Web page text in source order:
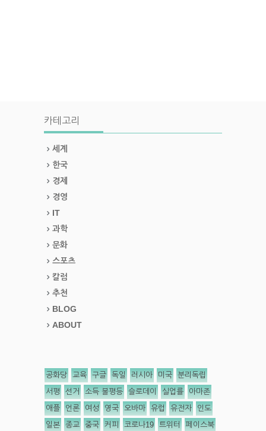
카테고리
세계
한국
경제
경영
IT
과학
문화
스포츠
칼럼
추천
BLOG
ABOUT
공화당 교육 구글 독일 러시아 미국 분리독립
서평 선거 소득 불평등 슬로데이 실업률 아마존
애플 언론 여성 영국 오바마 유럽 유전자 인도
일본 종교 중국 커피 코로나19 트위터 페이스북